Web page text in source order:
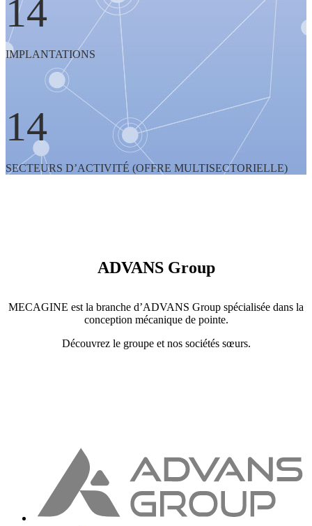
14
IMPLANTATIONS
14
SECTEURS D’ACTIVITÉ (OFFRE MULTISECTORIELLE)
ADVANS Group
MECAGINE est la branche d’ADVANS Group spécialisée dans la
conception mécanique de pointe.
Découvrez le groupe et nos sociétés sœurs.